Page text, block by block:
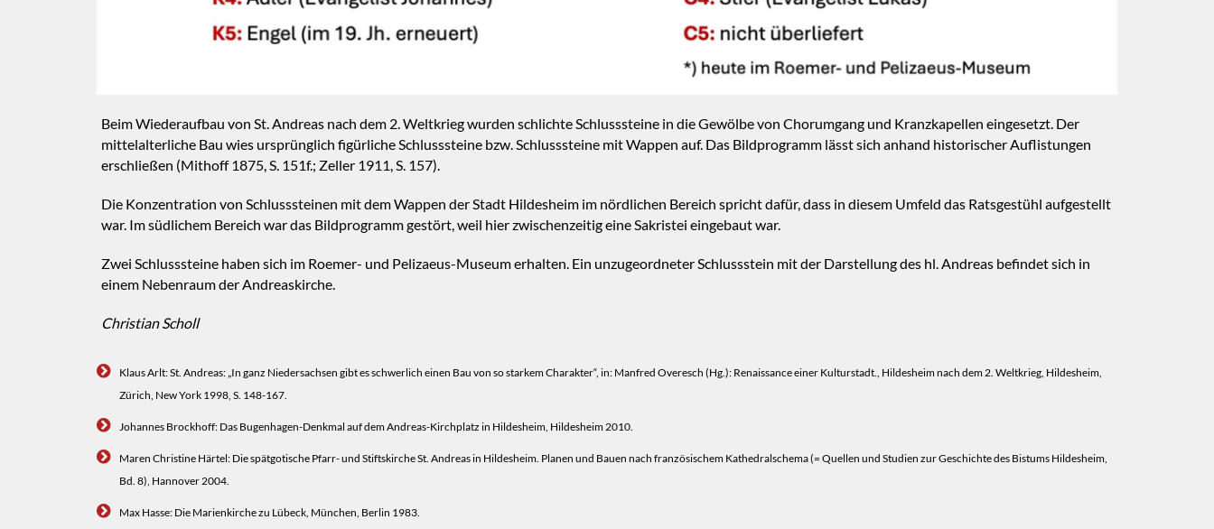
Beim Wiederaufbau von St. Andreas nach dem 2. Weltkrieg wurden schlichte Schlusssteine in die Gewölbe von Chorumgang und Kranzkapellen eingesetzt. Der
mittelalterliche Bau wies ursprünglich figürliche Schlusssteine bzw. Schlusssteine mit Wappen auf. Das Bildprogramm lässt sich anhand historischer Auflistungen
erschließen (Mithoff 1875, S. 151f.; Zeller 1911, S. 157).
Die Konzentration von Schlusssteinen mit dem Wappen der Stadt Hildesheim im nördlichen Bereich spricht dafür, dass in diesem Umfeld das Ratsgestühl aufgestellt
war. Im südlichem Bereich war das Bildprogramm gestört, weil hier zwischenzeitig eine Sakristei eingebaut war.
Zwei Schlusssteine haben sich im Roemer- und Pelizaeus-Museum erhalten. Ein unzugeordneter Schlussstein mit der Darstellung des hl. Andreas befindet sich in
einem Nebenraum der Andreaskirche.
Christian Scholl
Klaus Arlt: St. Andreas: „In ganz Niedersachsen gibt es schwerlich einen Bau von so starkem Charakter“, in: Manfred Overesch (Hg.): Renaissance einer Kulturstadt., Hildesheim nach dem 2. Weltkrieg, Hildesheim,
Zürich, New York 1998, S. 148-167.
Johannes Brockhoff: Das Bugenhagen-Denkmal auf dem Andreas-Kirchplatz in Hildesheim, Hildesheim 2010.
Maren Christine Härtel: Die spätgotische Pfarr- und Stiftskirche St. Andreas in Hildesheim. Planen und Bauen nach französischem Kathedralschema (= Quellen und Studien zur Geschichte des Bistums Hildesheim,
Bd. 8), Hannover 2004.
Max Hasse: Die Marienkirche zu Lübeck, München, Berlin 1983.